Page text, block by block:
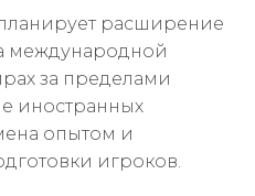
расширение
международной
за пределами
иностранных
опытом и
игроков.